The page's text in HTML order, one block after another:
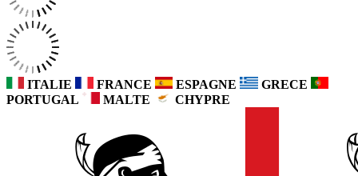
ITALIE FRANCE ESPAGNE
GRECE
PORTUGAL
MALTE CHYPRE